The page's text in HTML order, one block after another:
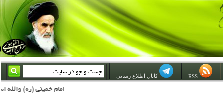
کانال اطلاع رسانی
امام خمینی (ره) والله اسلام تمامش سیاست است؛ ***** امام شهید: به گفتار امام و کردار امام اهتمام بورزید ***** امام خمینی(ره): ان شاء الله ما اندوه دلمان را در وقت مناسب با انتقام از امریکا و آل سعود برطرف خواهیم ساخت